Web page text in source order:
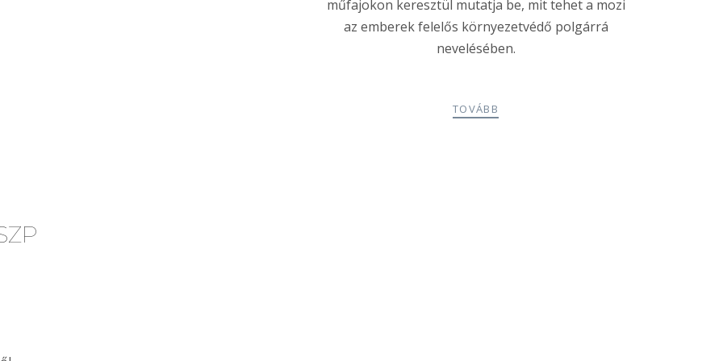
műfajokon keresztül mutatja be, mit tehet a mozi
az emberek felelős környezetvédő polgárrá
nevelésében.
TOVÁBB